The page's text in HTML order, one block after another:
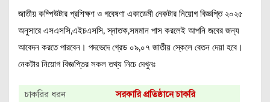
জাতীয় কম্পিউটার প্রশিক্ষণ ও গবেষণা একাডেমী নেকটার নিয়োগ বিজ্ঞপ্তি ২০২৫
অনুসারে এসএসসি,এইচএসসি, স্নাতক,সমমান পাস করলেই আপনি জবের জন্য
আবেদন করতে পারবেন। পদভেদে গ্রেড ০৯,০৭ জাতীয় স্কেলে বেতন দেয়া হবে।
নেকটার নিয়োগ বিজ্ঞপ্তির সকল তথ্য নিচে দেখুনঃ
চাকরির ধরন সরকারি প্রতিষ্ঠানে চাকরি